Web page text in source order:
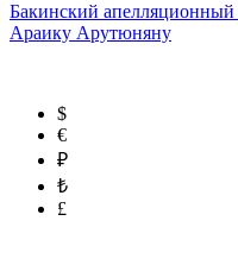
Бакинский апелляционный
Араику Арутюняну
$
€
₽
₺
£